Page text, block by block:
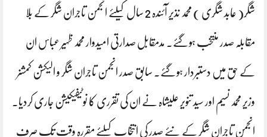
شگر( عابد شگری ) محمد نذیر آئندہ 2 سال کیلئے انجمن تاجران شگر کے بلا
مقابلہ صدر منتخب ہوگئے۔ مدمقابل صدارتی امیدوار محمد ظہیر عباس ان
کے حق میں دستبردار ہوگئے۔ سابق صدر انجمن تاجران شگر و الیکشن کمشنر
وزیر محمد نسیم اور سید تنویر علیشاہ نے ان کی تقرری کا نوٹیفیکیشن جاری کردیا۔
انجمن تاجران شگر کے نئے صدر کی انتخاب کیلئے مقررہ وقت تک صرف